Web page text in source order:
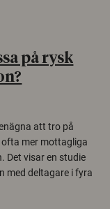
på rysk
att tro på
mer mottagliga
Det visar en studie
med deltagare i fyra